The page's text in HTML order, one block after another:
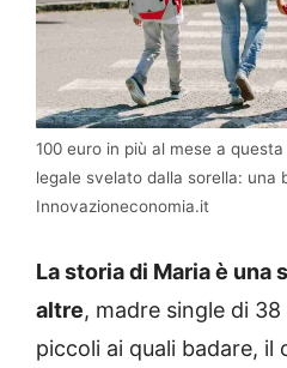
100 euro in più al mese a
legale svelato dalla sorella: una
Innovazioneconomia.it
La storia di Maria è una
altre, madre single di
piccoli ai quali badare, il